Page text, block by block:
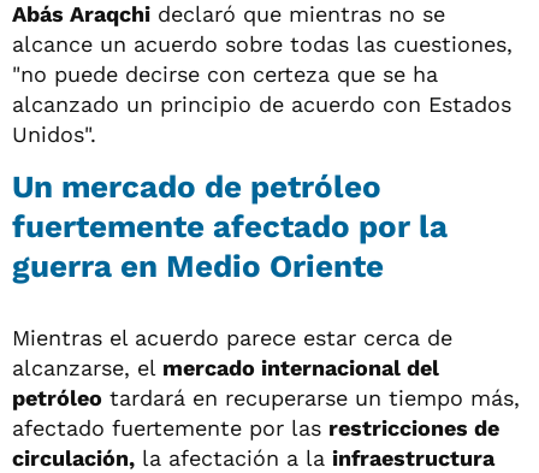
Abás Araqchi declaró que mientras no se
alcance un acuerdo sobre todas las cuestiones,
"no puede decirse con certeza que se ha
alcanzado un principio de acuerdo con Estados
Unidos".
Un mercado de petróleo
fuertemente afectado por la
guerra en Medio Oriente
Mientras el acuerdo parece estar cerca de
alcanzarse, el mercado internacional del
petróleo tardará en recuperarse un tiempo más,
afectado fuertemente por las restricciones de
circulación, la afectación a la infraestructura